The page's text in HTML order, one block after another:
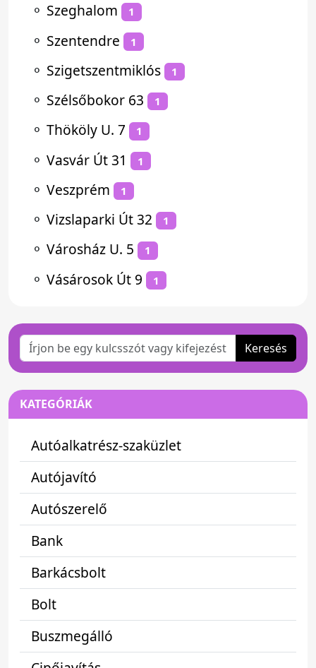
⚬ Szeghalom 1
⚬ Szentendre 1
⚬ Szigetszentmiklós 1
⚬ Szélsőbokor 63 1
⚬ Thököly U. 7 1
⚬ Vasvár Út 31 1
⚬ Veszprém 1
⚬ Vizslaparki Út 32 1
⚬ Városház U. 5 1
⚬ Vásárosok Út 9 1
Keresés
KATEGÓRIÁK
Autóalkatrész-szaküzlet
Autójavító
Autószerelő
Bank
Barkácsbolt
Bolt
Buszmegálló